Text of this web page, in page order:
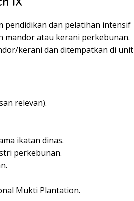
pendidikan dan pelatihan intensif
mandor atau kerani perkebunan.
kerani dan ditempatkan di unit
relevan).
ikatan dinas.
perkebunan.
Mukti Plantation.